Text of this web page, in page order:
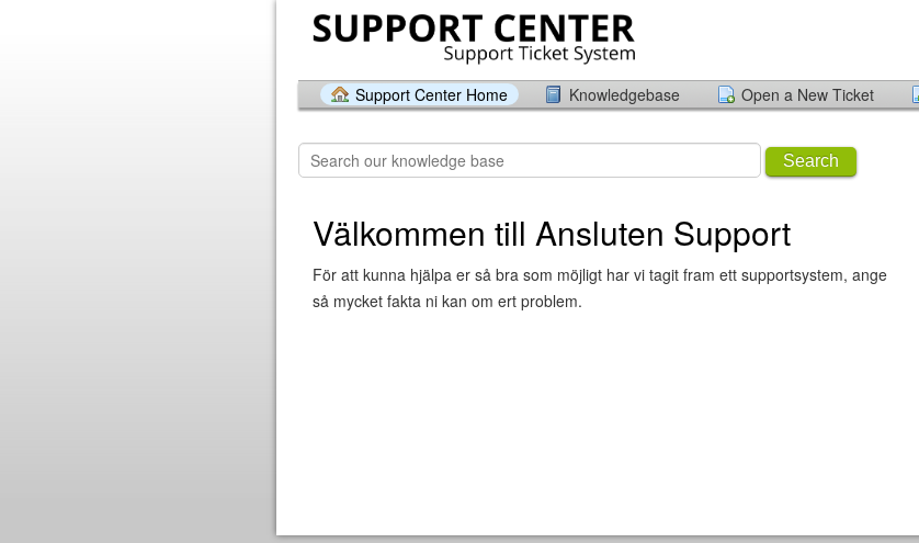
Support Center Home Knowledgebase Open a New Ticket
Search
Välkommen till Ansluten Support
För att kunna hjälpa er så bra som möjligt har vi tagit fram ett supportsystem, ange
så mycket fakta ni kan om ert problem.